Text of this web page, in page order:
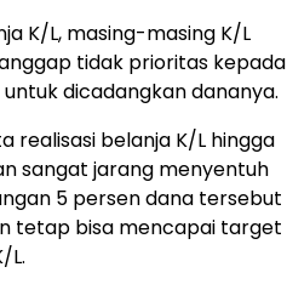
K/L, masing-masing K/L
tidak prioritas kepada
dicadangkan dananya.
realisasi belanja K/L hingga
sangat jarang menyentuh
5 persen dana tersebut
tetap bisa mencapai target
L.